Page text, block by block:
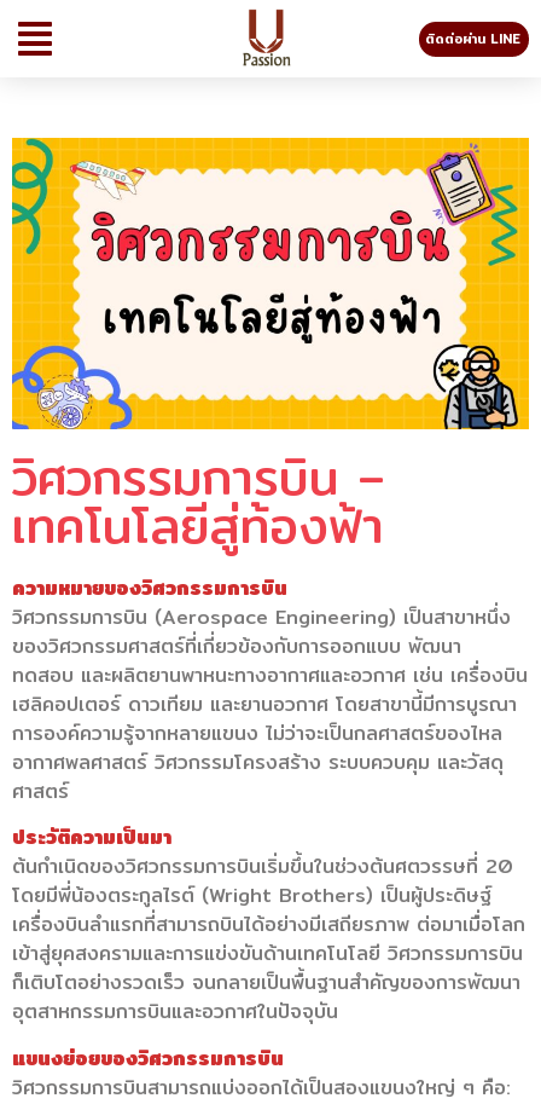
ติดต่อผ่าน LINE
วิศวกรรมการบิน –
เทคโนโลยีสู่ท้องฟ้า
ความหมายของวิศวกรรมการบิน
วิศวกรรมการบิน (Aerospace Engineering) เป็นสาขาหนึ่ง
ของวิศวกรรมศาสตร์ที่เกี่ยวข้องกับการออกแบบ พัฒนา
ทดสอบ และผลิตยานพาหนะทางอากาศและอวกาศ เช่น เครื่องบิน
เฮลิคอปเตอร์ ดาวเทียม และยานอวกาศ โดยสาขานี้มีการบูรณา
การองค์ความรู้จากหลายแขนง ไม่ว่าจะเป็นกลศาสตร์ของไหล
อากาศพลศาสตร์ วิศวกรรมโครงสร้าง ระบบควบคุม และวัสดุ
ศาสตร์
ประวัติความเป็นมา
ต้นกำเนิดของวิศวกรรมการบินเริ่มขึ้นในช่วงต้นศตวรรษที่ 20
โดยมีพี่น้องตระกูลไรต์ (Wright Brothers) เป็นผู้ประดิษฐ์
เครื่องบินลำแรกที่สามารถบินได้อย่างมีเสถียรภาพ ต่อมาเมื่อโลก
เข้าสู่ยุคสงครามและการแข่งขันด้านเทคโนโลยี วิศวกรรมการบิน
ก็เติบโตอย่างรวดเร็ว จนกลายเป็นพื้นฐานสำคัญของการพัฒนา
อุตสาหกรรมการบินและอวกาศในปัจจุบัน
แขนงย่อยของวิศวกรรมการบิน
วิศวกรรมการบินสามารถแบ่งออกได้เป็นสองแขนงใหญ่ ๆ คือ: